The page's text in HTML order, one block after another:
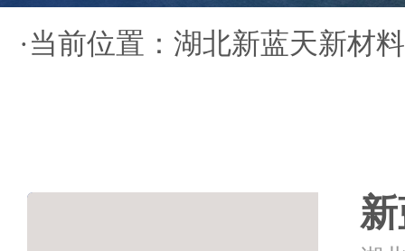
·当前位置：湖北新蓝天新材